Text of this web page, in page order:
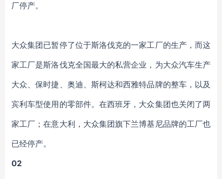
厂停产。
大众集团已暂停了位于斯洛伐克的一家工厂的生产，而这
家工厂是斯洛伐克全国最大的私营企业，为大众汽车生产
大众、保时捷、奥迪、斯柯达和西雅特品牌的整车，以及
宾利车型使用的零部件。在西班牙，大众集团也关闭了两
家工厂；在意大利，大众集团旗下兰博基尼品牌的工厂也
已经停产。
02